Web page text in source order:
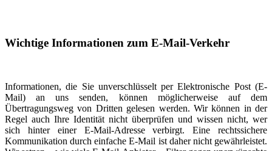
Wichtige Informationen zum E-Mail-Verkehr
Informationen, die Sie unverschlüsselt per Elektronische Post (E-
Mail) an uns senden, können möglicherweise auf dem
Übertragungsweg von Dritten gelesen werden. Wir können in der
Regel auch Ihre Identität nicht überprüfen und wissen nicht, wer
sich hinter einer E-Mail-Adresse verbirgt. Eine rechtssichere
Kommunikation durch einfache E-Mail ist daher nicht gewährleistet.